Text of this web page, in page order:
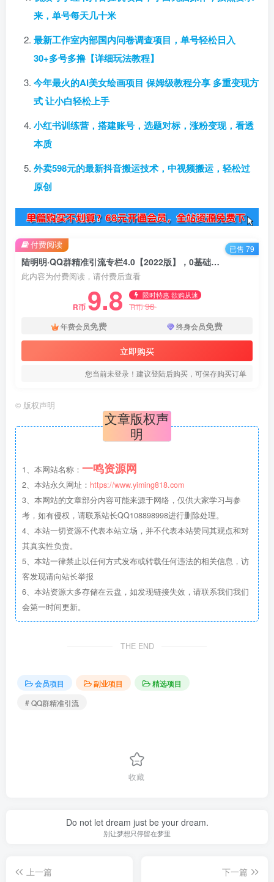
来，单号每天几十米
最新工作室内部国内问卷调查项目，单号轻松日入
30+多号多撸【详细玩法教程】
今年最火的AI美女绘画项目 保姆级教程分享 多重变现方
式 让小白轻松上手
小红书训练营，搭建账号，选题对标，涨粉变现，看透
本质
外卖598元的最新抖音搬运技术，中视频搬运，轻松过
原创
陆明明·QQ群精准引流专栏4.0【2022版】，0基础教你QQ群引流，打造群霸屏系统
此内容为付费阅读，请付费后查看
R币 9.8 限时特惠 欲购从速
R币98
年费会员免费 终身会员免费
立即购买
您当前未登录！建议登陆后购买，可保存购买订单
付费阅读 已售 79
© 版权声明
文章版权声
明
1、本网站名称： 一鸣资源网
2、本站永久网址： https://www.yiming818.com
3、本网站的文章部分内容可能来源于网络，仅供大家学习与参
考，如有侵权，请联系站长QQ108898998进行删除处理。
4、本站一切资源不代表本站立场，并不代表本站赞同其观点和对
其真实性负责。
5、本站一律禁止以任何方式发布或转载任何违法的相关信息，访
客发现请向站长举报
6、本站资源大多存储在云盘，如发现链接失效，请联系我们我们
会第一时间更新。
THE END
会员项目 副业项目
精选项目
# QQ群精准引流
收藏
Do not let dream just be your dream.
别让梦想只停留在梦里
上一篇
下一篇